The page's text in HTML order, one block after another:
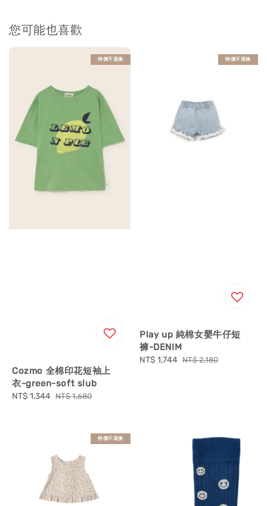
您可能也喜歡
特價不退換
Cozmo 全棉印花短袖上
衣-green-soft slub
Sale
NT$ 1,344 Regular
NT$ 1,680
特價不退換
Play up 純棉女嬰牛仔短
褲-DENIM
Sale
NT$ 1,744 Regular
NT$ 2,180
特價不退換